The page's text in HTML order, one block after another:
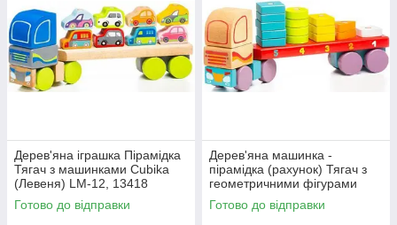
Дерев'яна іграшка Пірамідка
Тягач з машинками Cubika
(Левеня) LM-12, 13418
Готово до відправки
Дерев'яна машинка -
пірамідка (рахунок) Тягач з
геометричними фігурами
Cubika, Левеня, LM-13,
13425, для дітей від 12
Готово до відправки